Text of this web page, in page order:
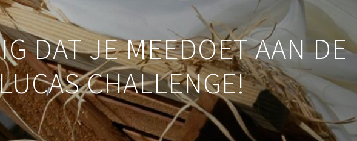
DAT JE MEEDOET AAN DE
CHALLENGE!